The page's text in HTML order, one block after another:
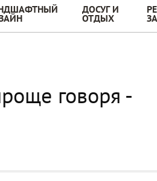
ДОСУГ И
ОТДЫХ
говоря -